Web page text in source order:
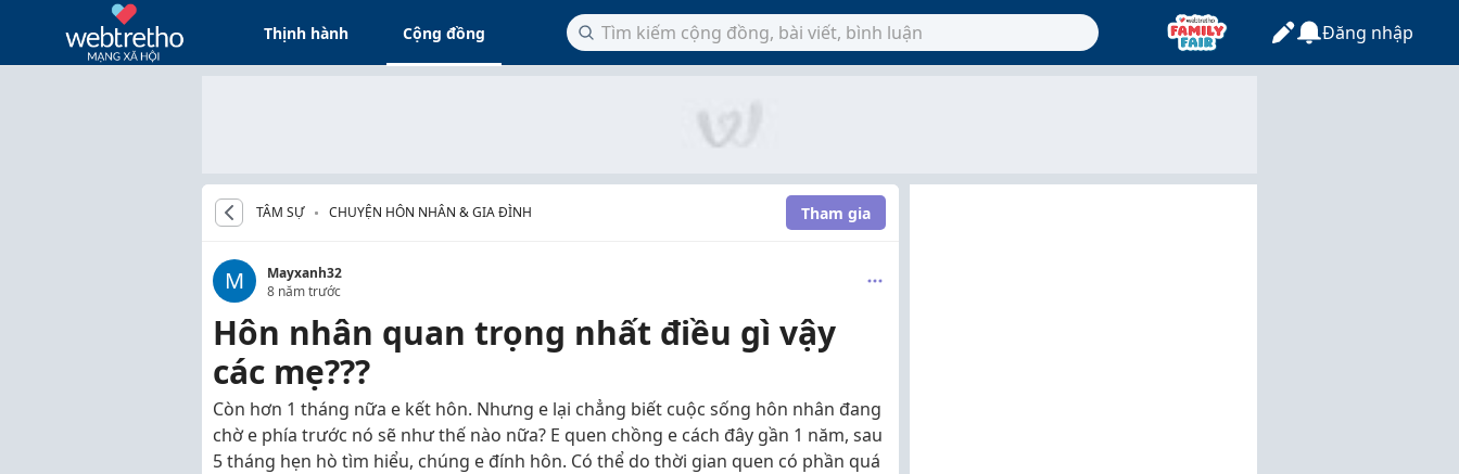
Thịnh hành Cộng đồng Đăng nhập
TÂM SỰ CHUYỆN HÔN NHÂN & GIA ĐÌNH Tham gia
M
Mayxanh32
8 năm trước
Hôn nhân quan trọng nhất điều gì vậy
các mẹ???
Còn hơn 1 tháng nữa e kết hôn. Nhưng e lại chẳng biết cuộc sống hôn nhân đang
chờ e phía trước nó sẽ như thế nào nữa? E quen chồng e cách đây gần 1 năm, sau
5 tháng hẹn hò tìm hiểu, chúng e đính hôn. Có thể do thời gian quen có phần quá